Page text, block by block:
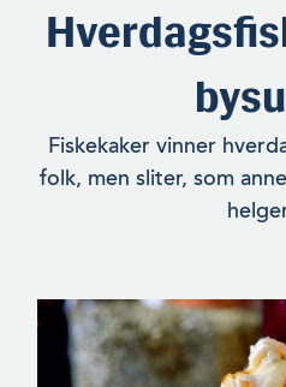
Fiskekaker vinner
folk, men sliter, som